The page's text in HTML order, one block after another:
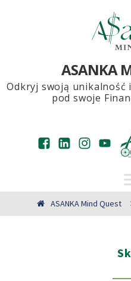
ASANKA
Odkryj swoją unikalność
pod swoje
ASANKA Mind Quest